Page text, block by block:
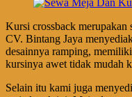
Kursi crossback merupakan
CV. Bintang Jaya
desainnya ramping,
kursinya awet tidak mudah
Selain itu kami juga